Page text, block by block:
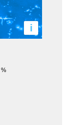
i
%